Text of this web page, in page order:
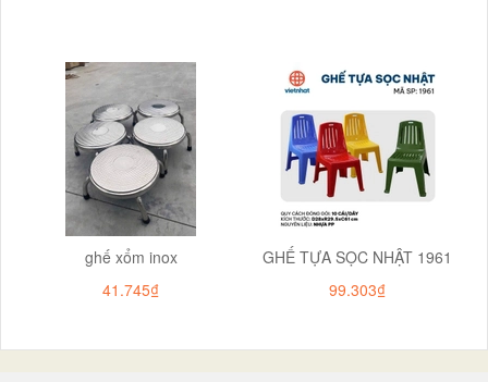
ghế xổm inox
41.745₫
GHẾ TỰA SỌC NHẬT 1961
99.303₫